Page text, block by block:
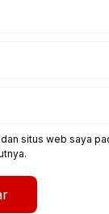
situs web saya